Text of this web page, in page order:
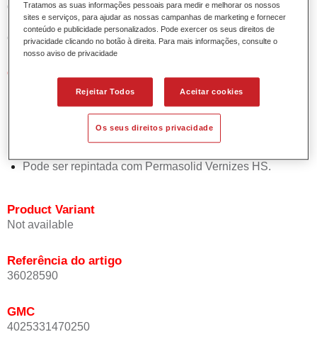
de base bicamada aquosa de alta qualidade. Está baseada
numa tecnologia especial de dispersão de poliuretano para
cores sólidas e de efeitos.
Características do produto
Permite uma aplicação simples e rápida numa operação
de 1.5 demãos.
Oferece boa estabilidade vertical.
Pode ser repintada com Permasolid Vernizes HS.
Product Variant
Not available
Referência do artigo
36028590
GMC
4025331470250
Tratamos as suas informações pessoais para medir e melhorar os nossos
sites e serviços, para ajudar as nossas campanhas de marketing e fornecer
conteúdo e publicidade personalizados. Pode exercer os seus direitos de
privacidade clicando no botão à direita. Para mais informações, consulte o
nosso aviso de privacidade
Rejeitar Todos Aceitar cookies
Os seus direitos privacidade